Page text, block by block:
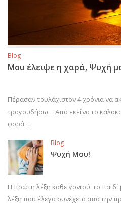
Blog
Μου έλειψε η χαρά, Ψυχή
Πέρασαν τουλάχιστον 4 χρόνια να
τραγουδήσω… Από εκείνο το
φορά…
Blog
Ψυχή Μου!
Η πρώτη λέξη κάθε γονιού: το
λέξη που έλεγα συνέχεια από την